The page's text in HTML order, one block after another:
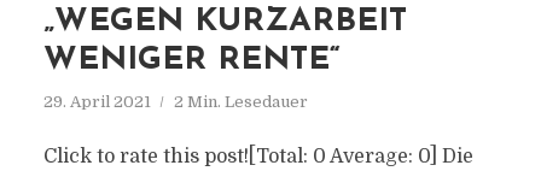
„WEGEN KURZARBEIT
WENIGER RENTE“
29. April 2021 2 Min. Lesedauer
Click to rate this post![Total: 0 Average: 0] Die